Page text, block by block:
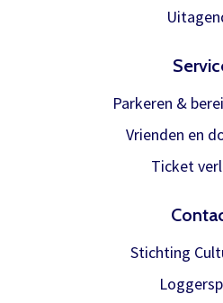
Parkeren &
Vrienden en
Ticket
Stichting